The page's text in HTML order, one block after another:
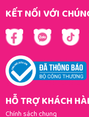
KẾT NỐI VỚI
HỖ TRỢ KHÁCH